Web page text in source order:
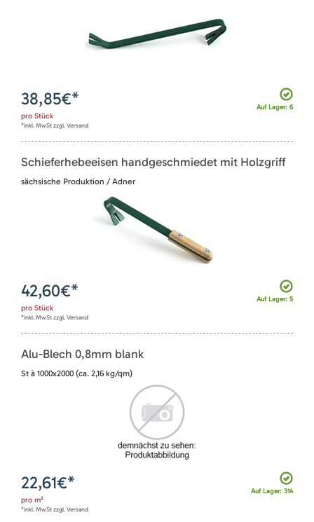
Auf Lager: 6
38,85€*
pro Stück
*inkl. MwSt zzgl. Versand
Schieferhebeeisen handgeschmiedet mit Holzgriff
sächsische Produktion / Adner
Auf Lager: 5
42,60€*
pro Stück
*inkl. MwSt zzgl. Versand
Alu-Blech 0,8mm blank
St à 1000x2000 (ca. 2,16 kg/qm)
Auf Lager: 314
22,61€*
pro m²
*inkl. MwSt zzgl. Versand